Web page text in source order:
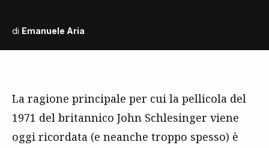
di Emanuele Aria
La ragione principale per cui la pellicola del
1971 del britannico John Schlesinger viene
oggi ricordata (e neanche troppo spesso) è